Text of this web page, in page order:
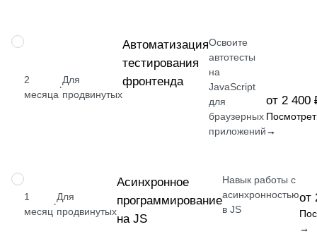
НАВЫК
2
месяца
·
Для
продвинутых
Автоматизация
тестирования
фронтенда
Освоите
автотесты
на
JavaScript
для
браузерных
приложений
от 2 400
→
НАВЫК
1
месяц
·
Для
продвинутых
Асинхронное
программирование
на JS
Навык работы с
асинхронностью
в JS
от
→